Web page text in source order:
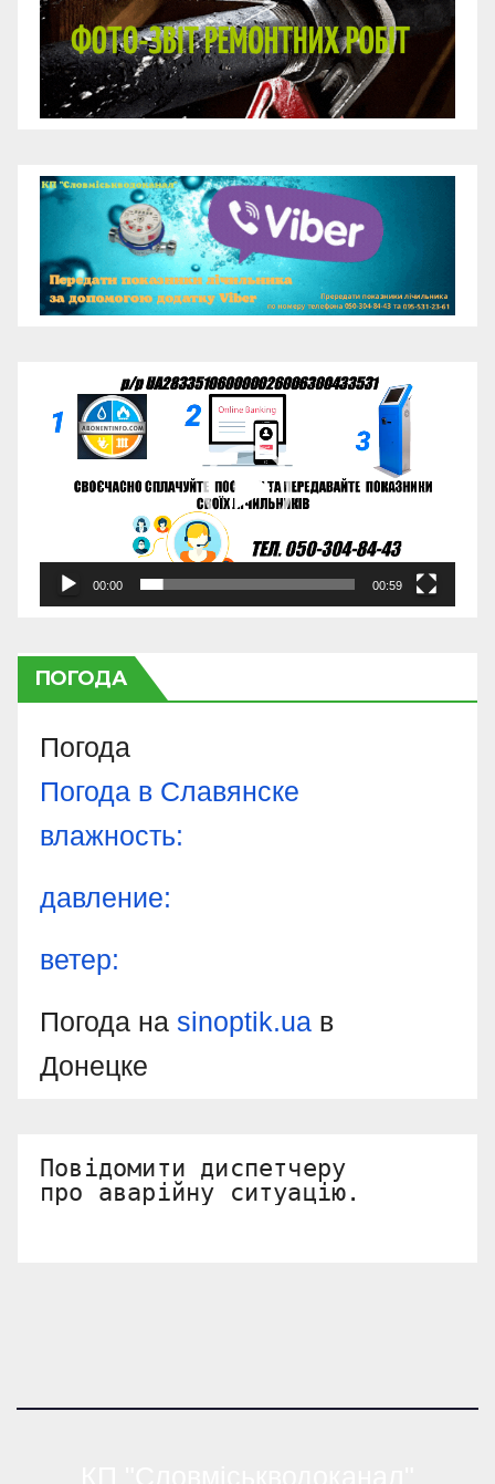
Відеопрогравач
00:00 00:59
ПОГОДА
Погода
Погода в Славянске
влажность:
давление:
ветер:
Погода на sinoptik.ua в
Донецке
Повідомити диспетчеру
про аварійну ситуацію.